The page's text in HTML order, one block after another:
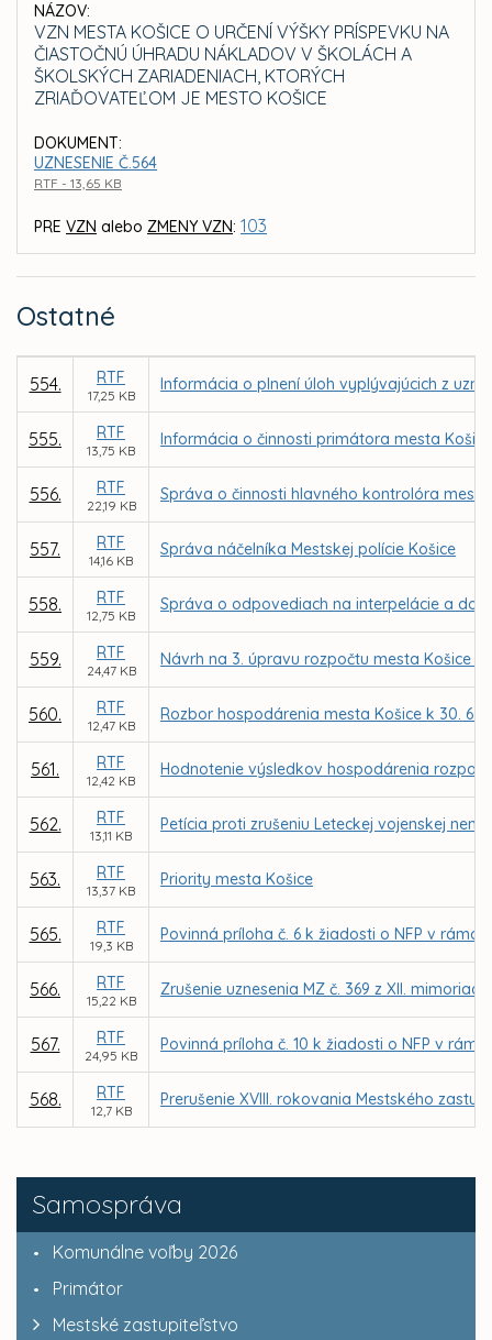
Samospráva
Komunálne voľby 2026
Primátor
Mestské zastupiteľstvo
NÁZOV:
VZN MESTA KOŠICE O URČENÍ VÝŠKY PRÍSPEVKU NA
ČIASTOČNÚ ÚHRADU NÁKLADOV V ŠKOLÁCH A
ŠKOLSKÝCH ZARIADENIACH, KTORÝCH
ZRIAĎOVATEĽOM JE MESTO KOŠICE
DOKUMENT:
UZNESENIE Č.564
RTF - 13,65 KB
PRE VZN alebo ZMENY VZN: 103
Ostatné
554. RTF
17,25 KB
Informácia o plnení úloh vyplývajúcich z
555. RTF
13,75 KB
Informácia o činnosti primátora mesta Košice
556. RTF
22,19 KB
Správa o činnosti hlavného kontrolóra mesta
557. RTF
14,16 KB
Správa náčelníka Mestskej polície Košice
558. RTF
12,75 KB
Správa o odpovediach na interpelácie a
559. RTF
24,47 KB
Návrh na 3. úpravu rozpočtu mesta Košice
560. RTF
12,47 KB
Rozbor hospodárenia mesta Košice k 30. 6.
561. RTF
12,42 KB
Hodnotenie výsledkov hospodárenia
562. RTF
13,11 KB
Petícia proti zrušeniu Leteckej vojenskej
563. RTF
13,37 KB
Priority mesta Košice
565. RTF
19,3 KB
Povinná príloha č. 6 k žiadosti o NFP v
566. RTF
15,22 KB
Zrušenie uznesenia MZ č. 369 z XII.
567. RTF
24,95 KB
Povinná príloha č. 10 k žiadosti o NFP v
568. RTF
12,7 KB
Prerušenie XVIII. rokovania Mestského